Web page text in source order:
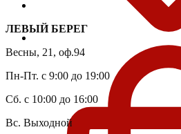
ЛЕВЫЙ БЕРЕГ
Весны, 21, оф.94
Пн-Пт. с 9:00 до 19:00
Сб. с 10:00 до 16:00
Вс. Выходной